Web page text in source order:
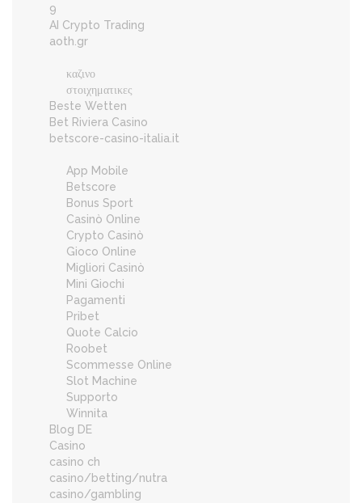
9
AI Crypto Trading
aoth.gr
καζινο
στοιχηματικες
Beste Wetten
Bet Riviera Casino
betscore-casino-italia.it
App Mobile
Betscore
Bonus Sport
Casinò Online
Crypto Casinò
Gioco Online
Migliori Casinò
Mini Giochi
Pagamenti
Pribet
Quote Calcio
Roobet
Scommesse Online
Slot Machine
Supporto
Winnita
Blog DE
Casino
casino ch
casino/betting/nutra
casino/gambling